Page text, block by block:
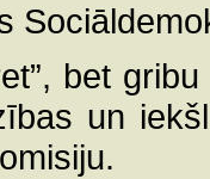
bet
un